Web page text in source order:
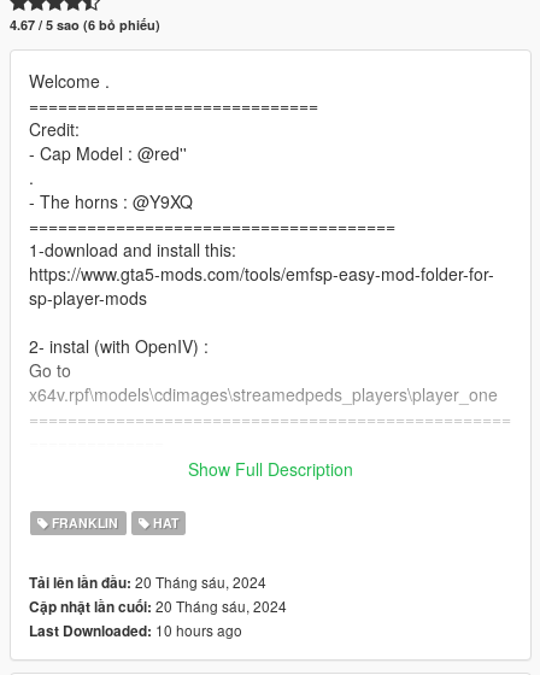
4.67 / 5 sao (6 bỏ phiếu)
Welcome .
==============================
Credit:
- Cap Model : @red''
.
- The horns : @Y9XQ
======================================
1-download and install this:
https://www.gta5-mods.com/tools/emfsp-easy-mod-folder-for-
sp-player-mods
2- instal (with OpenIV) :
Go to
x64v.rpf\models\cdimages\streamedpeds_players\player_one
==================================================
GOAT#5697
Take a look at my patreon You may like my work For Franklin
patreon.com/Y9XQ
================================================
Show Full Description
FRANKLIN HAT
Tải lên lần đầu: 20 Tháng sáu, 2024
Cập nhật lần cuối: 20 Tháng sáu, 2024
Last Downloaded: 10 hours ago